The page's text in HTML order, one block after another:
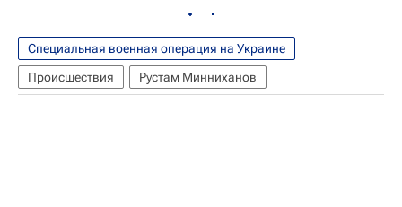
Специальная военная операция на Украине
Происшествия
Рустам Минниханов